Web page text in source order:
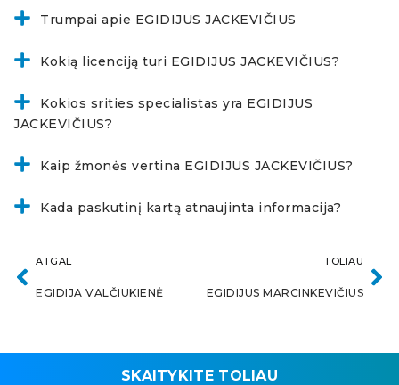
Trumpai apie EGIDIJUS JACKEVIČIUS
Kokią licenciją turi EGIDIJUS JACKEVIČIUS?
Kokios srities specialistas yra EGIDIJUS
JACKEVIČIUS?
Kaip žmonės vertina EGIDIJUS JACKEVIČIUS?
Kada paskutinį kartą atnaujinta informacija?
ATGAL
EGIDIJA VALČIUKIENĖ
TOLIAU
EGIDIJUS MARCINKEVIČIUS
SKAITYKITE TOLIAU